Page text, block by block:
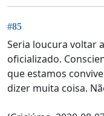
#85
Seria loucura voltar
oficializado.
que estamos
dizer muita coisa.